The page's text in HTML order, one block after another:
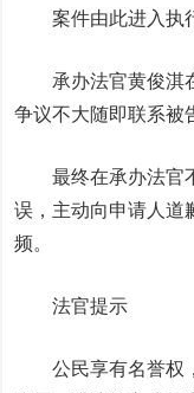
案件由此进入执行
承办法官黄俊淇在
争议不大随即联系被
最终在承办法官不
误，主动向申请人道
频。
法官提示
公民享有名誉权